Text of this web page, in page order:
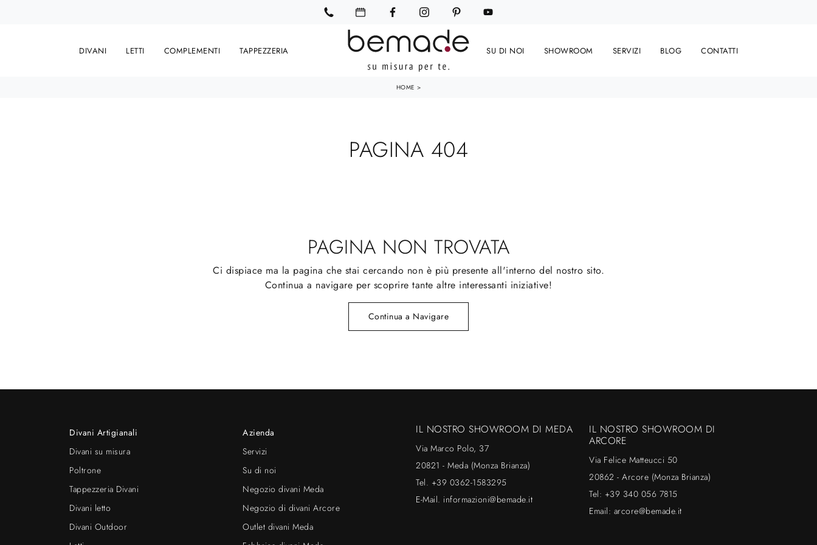
DIVANI LETTI COMPLEMENTI TAPPEZZERIA SU DI NOI SHOWROOM SERVIZI BLOG CONTATTI
HOME >
PAGINA 404
PAGINA NON TROVATA
Ci dispiace ma la pagina che stai cercando non è più presente all'interno del nostro sito.
Continua a navigare per scoprire tante altre interessanti iniziative!
Continua a Navigare
Divani Artigianali
Divani su misura
Poltrone
Tappezzeria Divani
Divani letto
Divani Outdoor
Azienda
Servizi
Su di noi
Negozio divani Meda
Negozio di divani Arcore
Outlet divani Meda
IL NOSTRO SHOWROOM DI MEDA
Via Marco Polo, 37
20821 - Meda (Monza Brianza)
Tel. +39 0362-1583295
E-Mail. informazioni@bemade.it
IL NOSTRO SHOWROOM DI
ARCORE
Via Felice Matteucci 50
20862 - Arcore (Monza Brianza)
Tel: +39 340 056 7815
Email: arcore@bemade.it